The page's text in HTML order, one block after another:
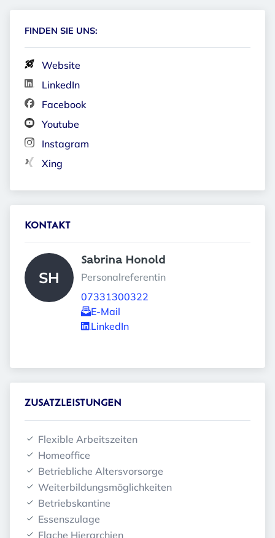
FINDEN SIE UNS:
Website
LinkedIn
Facebook
Youtube
Instagram
Xing
KONTAKT
SH
Sabrina Honold
Personalreferentin
07331300322
E-Mail
LinkedIn
ZUSATZLEISTUNGEN
Flexible Arbeitszeiten
Homeoffice
Betriebliche Altersvorsorge
Weiterbildungsmöglichkeiten
Betriebskantine
Essenszulage
Flache Hierarchien